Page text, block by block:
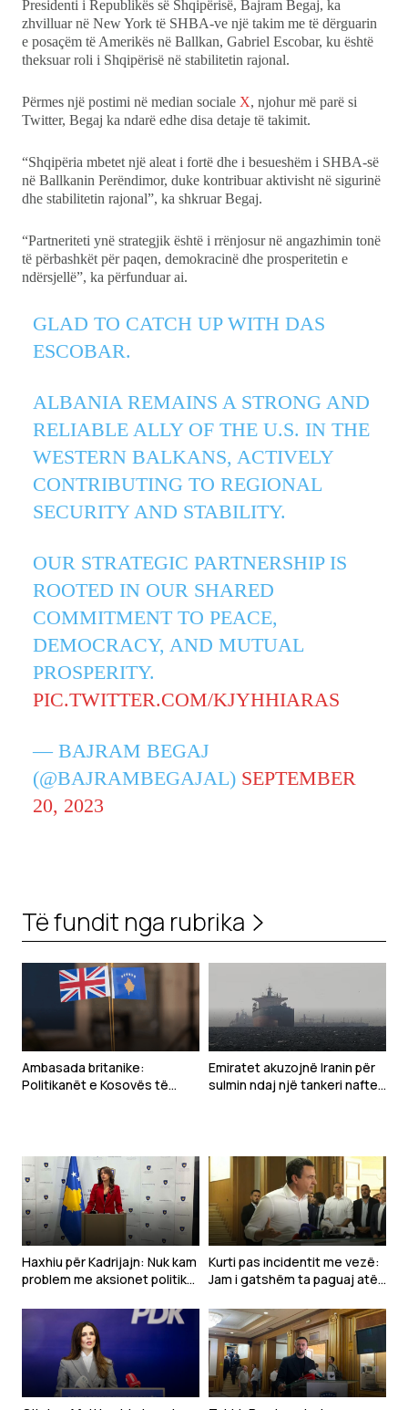
Presidenti i Republikës së Shqipërisë, Bajram Begaj, ka
zhvilluar në New York të SHBA-ve një takim me të dërguarin
e posaçëm të Amerikës në Ballkan, Gabriel Escobar, ku është
theksuar roli i Shqipërisë në stabilitetin rajonal.
Përmes një postimi në median sociale X, njohur më parë si
Twitter, Begaj ka ndarë edhe disa detaje të takimit.
“Shqipëria mbetet një aleat i fortë dhe i besueshëm i SHBA-së
në Ballkanin Perëndimor, duke kontribuar aktivisht në sigurinë
dhe stabilitetin rajonal”, ka shkruar Begaj.
“Partneriteti ynë strategjik është i rrënjosur në angazhimin tonë
të përbashkët për paqen, demokracinë dhe prosperitetin e
ndërsjellë”, ka përfunduar ai.
GLAD TO CATCH UP WITH DAS
ESCOBAR.
ALBANIA REMAINS A STRONG AND
RELIABLE ALLY OF THE U.S. IN THE
WESTERN BALKANS, ACTIVELY
CONTRIBUTING TO REGIONAL
SECURITY AND STABILITY.
OUR STRATEGIC PARTNERSHIP IS
ROOTED IN OUR SHARED
COMMITMENT TO PEACE,
DEMOCRACY, AND MUTUAL
PROSPERITY.
PIC.TWITTER.COM/KJYHHIARAS
— BAJRAM BEGAJ
(@BAJRAMBEGAJAL) SEPTEMBER
20, 2023
Të fundit nga rubrika
Ambasada britanike:
Politikanët e Kosovës të
Emiratet akuzojnë Iranin për
sulmin ndaj një tankeri nafte
Haxhiu për Kadrijajn: Nuk kam
problem me aksionet politike
Kurti pas incidentit me vezë:
Jam i gatshëm ta paguaj atë